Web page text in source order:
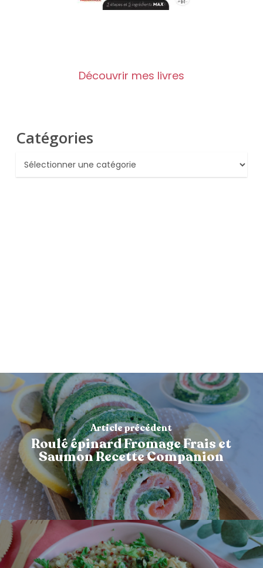
Découvrir mes livres
Catégories
Catégories
Article précédent
Roulé épinard Fromage Frais et
Saumon Recette Companion